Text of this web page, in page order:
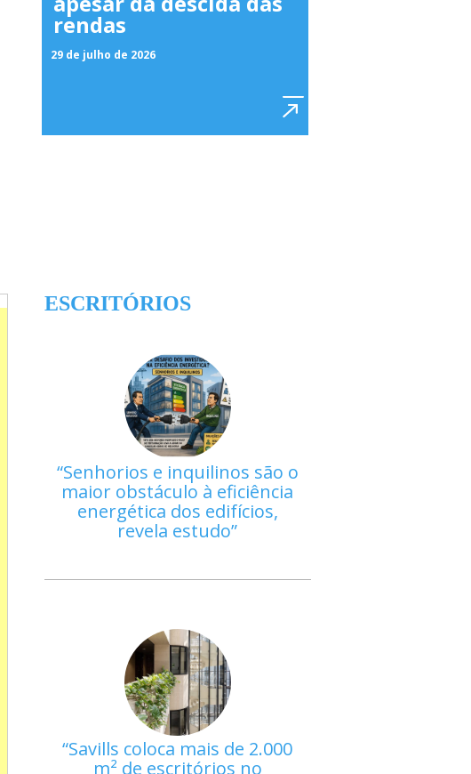
rendas
29 de julho de 2026
ESCRITÓRIOS
Senhorios e inquilinos são o
maior obstáculo à eficiência
energética dos edifícios,
revela estudo
Savills coloca mais de 2.000
m² de escritórios no